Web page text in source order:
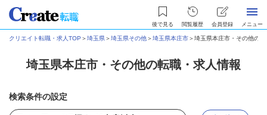
後で見る 閲覧履歴 会員登録 メニュー
クリエイト転職・求人TOP ＞埼玉県＞埼玉県その他＞埼玉県本庄市＞埼玉県本庄市・その他の
埼玉県本庄市・その他の転職・求人情報
検索条件の設定